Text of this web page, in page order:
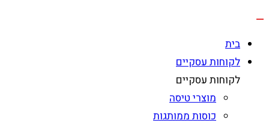
בית
לקוחות עסקיים
לקוחות עסקיים
מוצרי טיסה
כוסות ממותגות